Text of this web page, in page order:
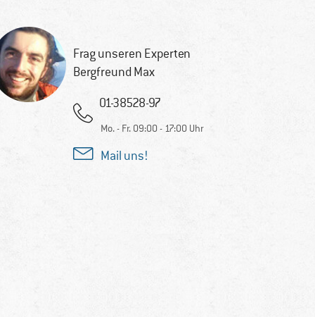
Frag unseren Experten
Bergfreund Max
01-38528-97
Mo. - Fr. 09:00 - 17:00 Uhr
Mail uns!